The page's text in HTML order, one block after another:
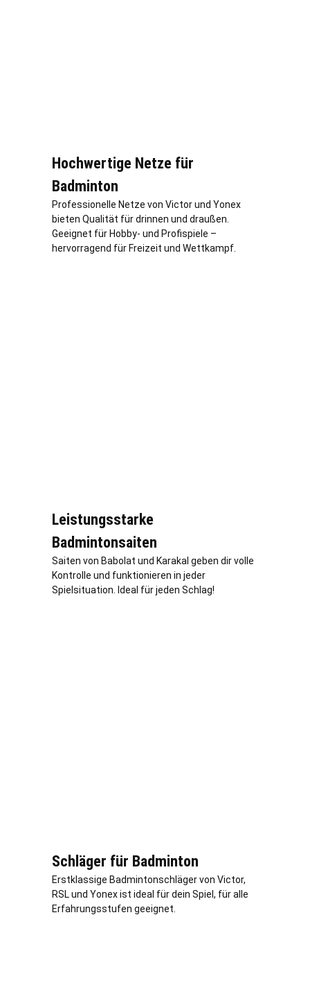
Hochwertige Netze für
Badminton
Professionelle Netze von Victor und Yonex
bieten Qualität für drinnen und draußen.
Geeignet für Hobby- und Profispiele –
hervorragend für Freizeit und Wettkampf.
Leistungsstarke
Badmintonsaiten
Saiten von Babolat und Karakal geben dir volle
Kontrolle und funktionieren in jeder
Spielsituation. Ideal für jeden Schlag!
Schläger für Badminton
Erstklassige Badmintonschläger von Victor,
RSL und Yonex ist ideal für dein Spiel, für alle
Erfahrungsstufen geeignet.